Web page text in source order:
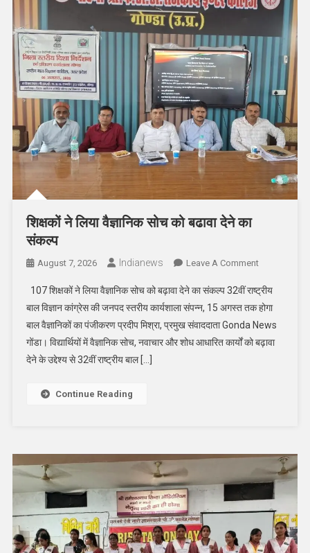
शिक्षकों ने लिया वैज्ञानिक सोच को बढावा देने का
संकल्प
August 7, 2026 Indianews Leave A CommentOn
ने
लिया
वैज्ञानिक
सोच
107 शिक्षकों ने लिया वैज्ञानिक सोच को बढ़ावा देने का संकल्प 32वीं राष्ट्रीय
बाल विज्ञान कांग्रेस की जनपद स्तरीय कार्यशाला संपन्न, 15 अगस्त तक होगा
बाल वैज्ञानिकों का पंजीकरण प्रदीप मिश्रा, प्रमुख संवाददाता Gonda News
गोंडा। विद्यार्थियों में वैज्ञानिक सोच, नवाचार और शोध आधारित कार्यों को बढ़ावा
देने के उद्देश्य से 32वीं राष्ट्रीय बाल […]
Continue Reading